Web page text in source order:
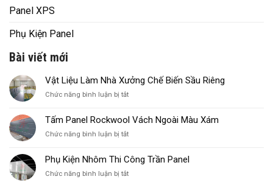
Panel XPS
Phụ Kiện Panel
Bài viết mới
Vật Liệu Làm Nhà Xưởng Chế Biến Sầu Riêng
Chức năng bình luận bị tắtở
Liệu
Làm
Nhà
Chế
Biến
Sầu
Tấm Panel Rockwool Vách Ngoài Màu Xám
Chức năng bình luận bị tắtở
Panel
Rockwool
Vách
Phụ Kiện Nhôm Thi Công Trần Panel
Chức năng bình luận bị tắtở